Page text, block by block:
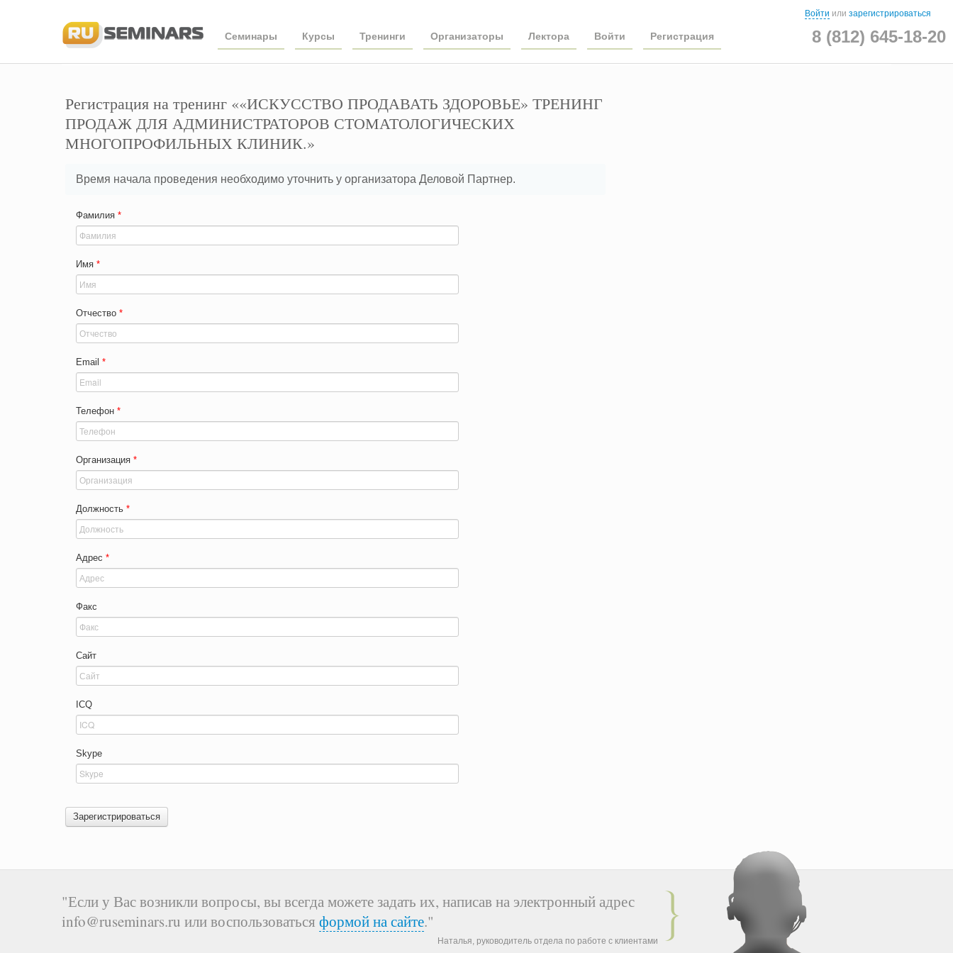
Семинары Курсы Тренинги Организаторы Лектора Войти Регистрация
Войти или зарегистрироваться
8 (812) 645-18-20
Регистрация на тренинг ««ИСКУССТВО ПРОДАВАТЬ ЗДОРОВЬЕ» ТРЕНИНГ
ПРОДАЖ ДЛЯ АДМИНИСТРАТОРОВ СТОМАТОЛОГИЧЕСКИХ
МНОГОПРОФИЛЬНЫХ КЛИНИК.»
Время начала проведения необходимо уточнить у организатора Деловой Партнер.
Фамилия *
Имя *
Отчество *
Email *
Телефон *
Организация *
Должность *
Адрес *
Факс
Сайт
ICQ
Skype
Зарегистрироваться
"Если у Вас возникли вопросы, вы всегда можете задать их, написав на электронный адрес
info@ruseminars.ru или воспользоваться формой на сайте."
Наталья, руководитель отдела по работе с клиентами